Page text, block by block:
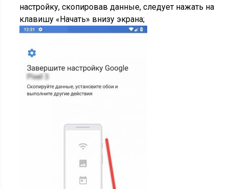
настройку, скопировав данные, следует нажать на
клавишу «Начать» внизу экрана;